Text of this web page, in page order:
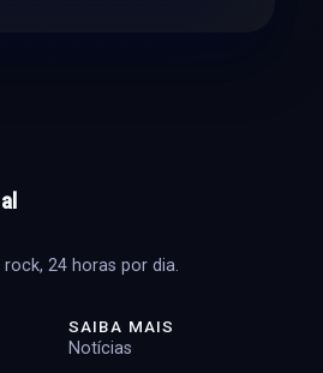
24 horas por dia.
SAIBA MAIS
Notícias